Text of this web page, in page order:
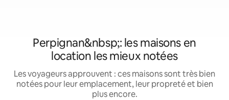
Perpignan&nbsp;: les maisons en
location les mieux notées
Les voyageurs approuvent : ces maisons sont très bien
notées pour leur emplacement, leur propreté et bien
plus encore.